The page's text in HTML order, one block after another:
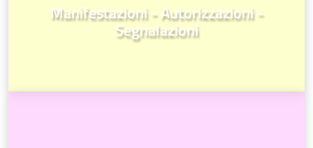
Manifestazioni - Autorizzazioni -
Segnalazioni